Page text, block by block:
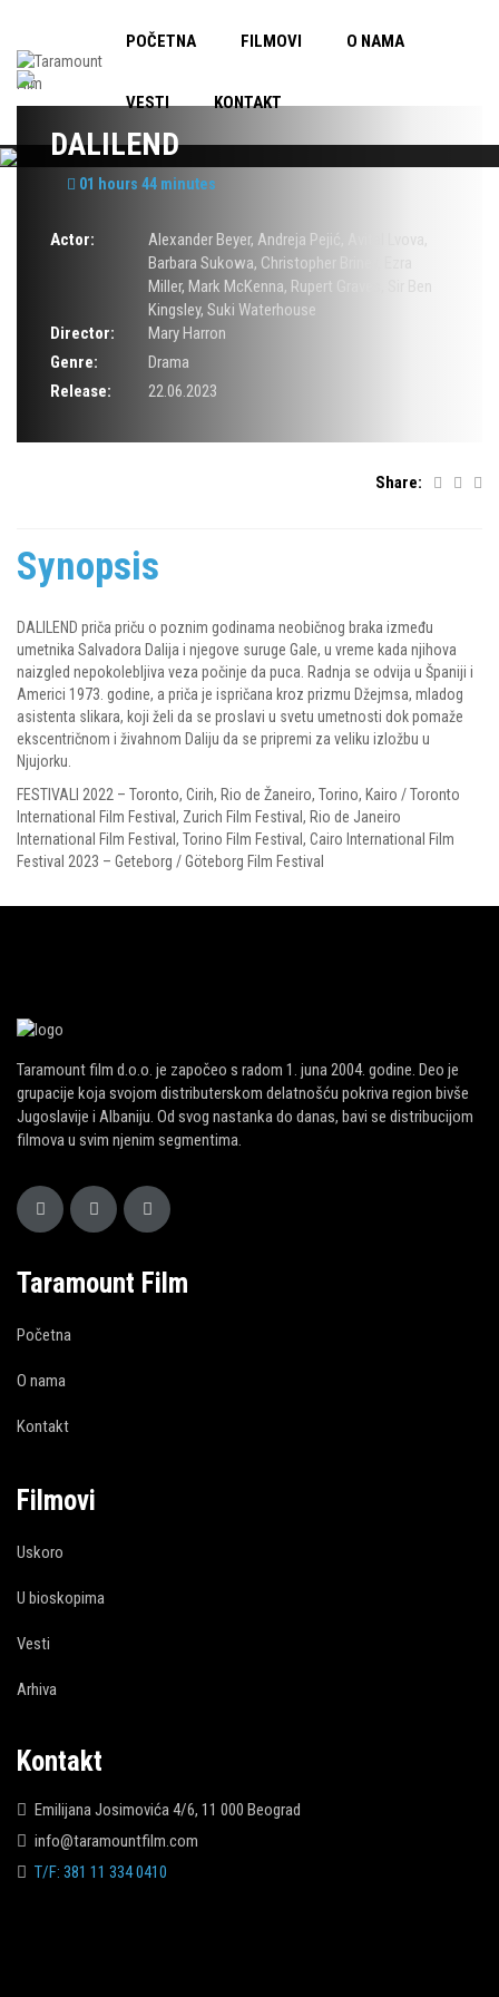
POČETNA FILMOVI O NAMA
VESTI KONTAKT
DALILEND
01 hours 44 minutes
Actor: Alexander Beyer, Andreja Pejić
,
Barbara Sukowa, Christopher Briney
Miller, Mark McKenna, Rupert Graves
Sir Ben
Kingsley, Suki Waterhouse
Director:
Mary Harron
Genre:
Drama
Release:
22.06.2023
Share:
Synopsis
DALILEND priča priču o poznim godinama neobičnog braka između
umetnika Salvadora Dalija i njegove suruge Gale, u vreme kada njihova
naizgled nepokolebljiva veza počinje da puca. Radnja se odvija u Španiji i
Americi 1973. godine, a priča je ispričana kroz prizmu Džejmsa, mladog
asistenta slikara, koji želi da se proslavi u svetu umetnosti dok pomaže
ekscentričnom i živahnom Daliju da se pripremi za veliku izložbu u
Njujorku.
FESTIVALI 2022 – Toronto, Cirih, Rio de Žaneiro, Torino, Kairo / Toronto
International Film Festival, Zurich Film Festival, Rio de Janeiro
International Film Festival, Torino Film Festival, Cairo International Film
Festival 2023 – Geteborg / Göteborg Film Festival
Taramount film d.o.o. je započeo s radom 1. juna 2004. godine. Deo je
grupacije koja svojom distributerskom delatnošću pokriva region bivše
Jugoslavije i Albaniju. Od svog nastanka do danas, bavi se distribucijom
filmova u svim njenim segmentima.
Taramount Film
Početna
O nama
Kontakt
Filmovi
Uskoro
U bioskopima
Vesti
Arhiva
Kontakt
Emilijana Josimovića 4/6, 11 000 Beograd
info@taramountfilm.com
T/F: 381 11 334 0410